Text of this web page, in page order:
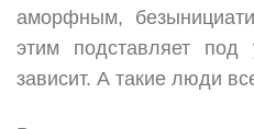
аморфным,
этим подставляет
зависит. А такие люди